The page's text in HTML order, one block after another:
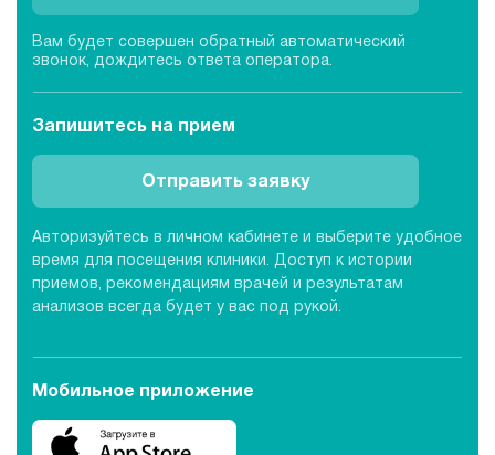
Вам будет совершен обратный автоматический
звонок, дождитесь ответа оператора.
Запишитесь на прием
Отправить заявку
Авторизуйтесь в личном кабинете и выберите удобное
время для посещения клиники. Доступ к истории
приемов, рекомендациям врачей и результатам
анализов всегда будет у вас под рукой.
Мобильное приложение